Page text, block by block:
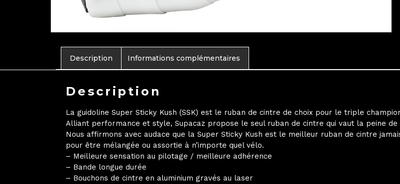
Description Informations complémentaires
Description
La guidoline Super Sticky Kush (SSK) est le ruban de cintre de choix pour le triple
Alliant performance et style, Supacaz propose le seul ruban de cintre qui vaut la peine de
Nous affirmons avec audace que la Super Sticky Kush est le meilleur ruban de cintre
pour être mélangée ou assortie à n’importe quel vélo.
– Meilleure sensation au pilotage / meilleure adhérence
– Bande longue durée
– Bouchons de cintre en aluminium gravés au laser